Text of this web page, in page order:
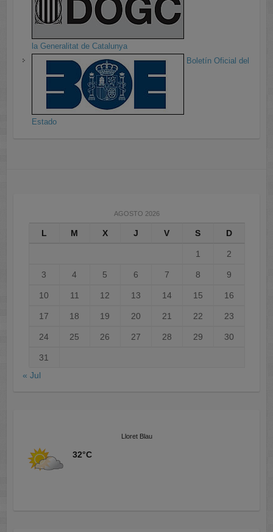
la Generalitat de Catalunya
Boletín Oficial del
Estado
AGOSTO 2026
L M X J V S D
1 2
3 4 5 6 7 8 9
10 11 12 13 14 15 16
17 18 19 20 21 22 23
24 25 26 27 28 29 30
31
« Jul
Lloret Blau
32°C